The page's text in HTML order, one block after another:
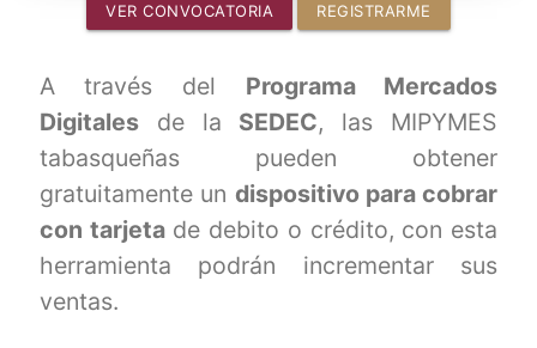
VER CONVOCATORIA REGISTRARME
A través del Programa Mercados
Digitalesde la SEDEC, las MIPYMES
tabasqueñas pueden obtener
gratuitamente un dispositivo para cobrar
con tarjetade debito o crédito, con esta
herramienta podrán incrementar sus
ventas.